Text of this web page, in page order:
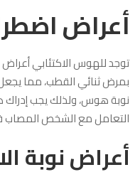
أعراض
توجد للهوس الاكتئابي أعراض
بمرض ثنائي القطب، مما
نوبة هوس، ولذلك يجب
التعامل مع الشخص المصاب
أعراض نوبة